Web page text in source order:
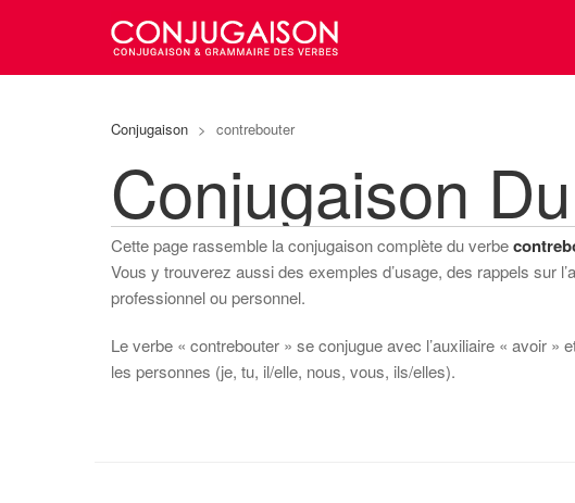
Conjugaison > contrebouter
Conjugaison
Cette page rassemble la conjugaison complète du verbe
Vous y trouverez aussi des exemples d’usage, des rappels sur
professionnel ou personnel.
Le verbe « contrebouter » se conjugue avec l’auxiliaire « avoir »
les personnes (je, tu, il/elle, nous, vous, ils/elles).